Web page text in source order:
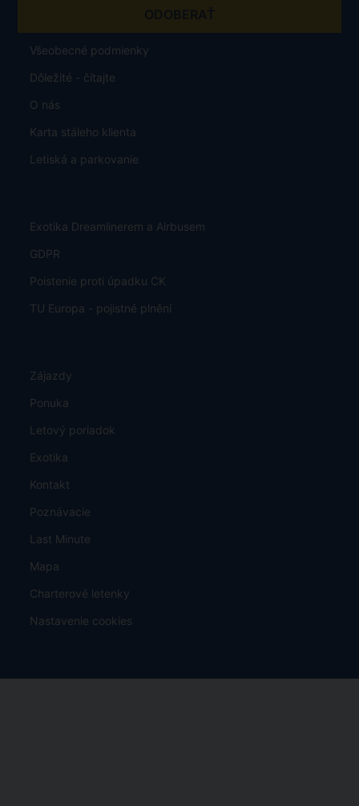
Všeobecné podmienky
Dôležité - čítajte
O nás
Karta stáleho klienta
Letiská a parkovanie
Exotika Dreamlinerem a Airbusem
GDPR
Poistenie proti úpadku CK
TU Europa - pojistné plnění
Zájazdy
Ponuka
Letový poriadok
Exotika
Kontakt
Poznávacie
Last Minute
Mapa
Charterové letenky
Nastavenie cookies